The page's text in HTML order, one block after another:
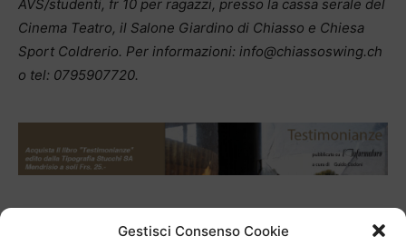
Gestisci Consenso Cookie
AVS/studenti, fr 10 per ragazzi, presso la cassa serale del
Cinema Teatro, il Salone Giardino di Chiasso e Chiesa
Sport Coldrerio. Per informazioni: info@chiassoswing.ch
o tel: 0795907720.
Chiasso Swing Orchestra